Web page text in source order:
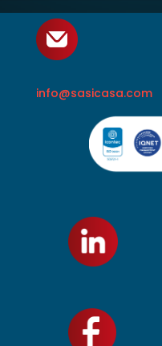
info@sasicasa.com